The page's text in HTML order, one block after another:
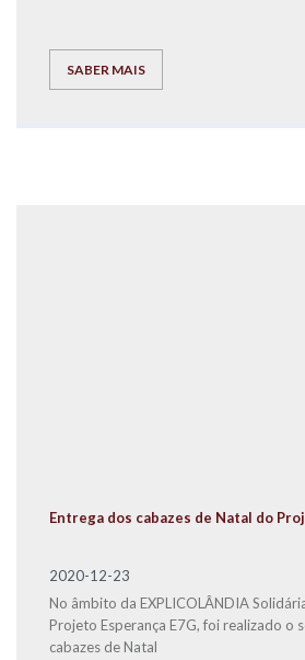
SABER MAIS
Entrega dos cabazes de Natal do
2020-12-23
No âmbito da EXPLICOLÂNDIA
Projeto Esperança E7G, foi realizado o
cabazes de Natal